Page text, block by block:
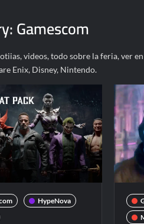
Gamescom
videos, todo sobre la feria, ver
Enix, Disney, Nintendo.
HypeNova